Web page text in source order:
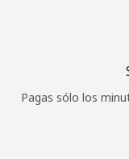
Pagas sólo los